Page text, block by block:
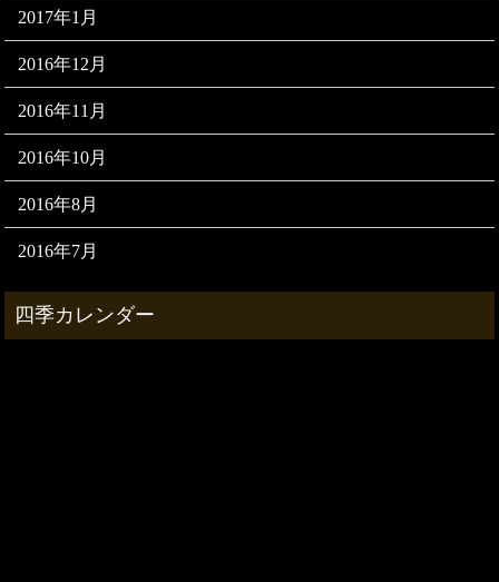
2017年1月
2016年12月
2016年11月
2016年10月
2016年8月
2016年7月